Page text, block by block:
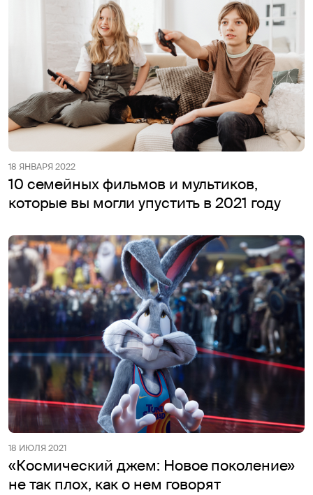
18 ЯНВАРЯ 2022
10 семейных фильмов и мультиков,
которые вы могли упустить в 2021 году
18 ИЮЛЯ 2021
«Космический джем: Новое поколение»
не так плох, как о нем говорят